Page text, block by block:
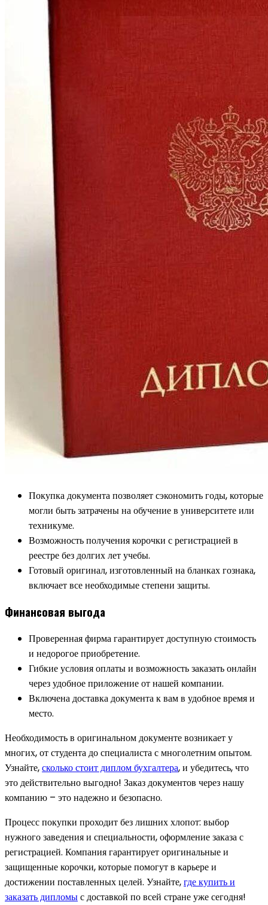
Покупка документа позволяет сэкономить годы, которые
могли быть затрачены на обучение в университете или
техникуме.
Возможность получения корочки с регистрацией в
реестре без долгих лет учебы.
Готовый оригинал, изготовленный на бланках гознака,
включает все необходимые степени защиты.
Финансовая выгода
Проверенная фирма гарантирует доступную стоимость
и недорогое приобретение.
Гибкие условия оплаты и возможность заказать онлайн
через удобное приложение от нашей компании.
Включена доставка документа к вам в удобное время и
место.
Необходимость в оригинальном документе возникает у
многих, от студента до специалиста с многолетним опытом.
Узнайте,сколько стоит диплом бухгалтера, и убедитесь, что
это действительно выгодно! Заказ документов через нашу
компанию – это надежно и безопасно.
Процесс покупки проходит без лишних хлопот: выбор
нужного заведения и специальности, оформление заказа с
регистрацией. Компания гарантирует оригинальные и
защищенные корочки, которые помогут в карьере и
достижении поставленных целей. Узнайте,где купить и
заказать дипломыс доставкой по всей стране уже сегодня!